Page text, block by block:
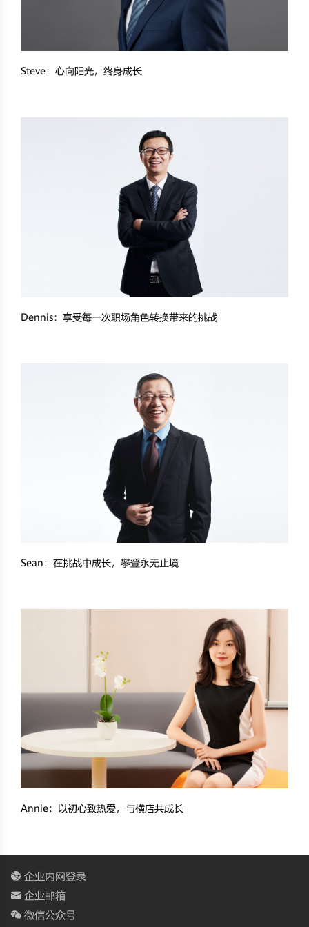
Steve：心向阳光，终身成长
Dennis：享受每一次职场角色转换带来的挑战
Sean：在挑战中成长，攀登永无止境
Annie：以初心致热爱，与横店共成长
企业内网登录
企业邮箱
微信公众号